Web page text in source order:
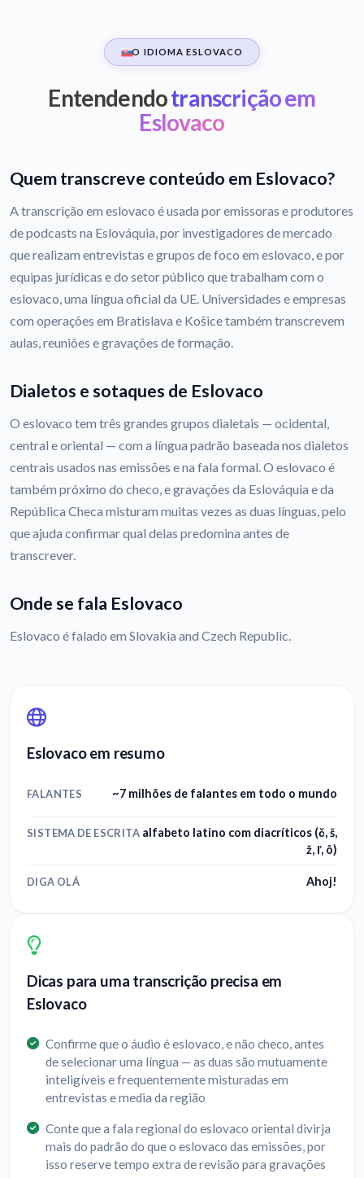
O IDIOMA ESLOVACO
Entendendotranscrição em
Eslovaco
Quem transcreve conteúdo em Eslovaco?
A transcrição em eslovaco é usada por emissoras e produtores
de podcasts na Eslováquia, por investigadores de mercado
que realizam entrevistas e grupos de foco em eslovaco, e por
equipas jurídicas e do setor público que trabalham com o
eslovaco, uma língua oficial da UE. Universidades e empresas
com operações em Bratislava e Košice também transcrevem
aulas, reuniões e gravações de formação.
Dialetos e sotaques de Eslovaco
O eslovaco tem três grandes grupos dialetais — ocidental,
central e oriental — com a língua padrão baseada nos dialetos
centrais usados nas emissões e na fala formal. O eslovaco é
também próximo do checo, e gravações da Eslováquia e da
República Checa misturam muitas vezes as duas línguas, pelo
que ajuda confirmar qual delas predomina antes de
transcrever.
Onde se fala Eslovaco
Eslovaco é falado em Slovakia and Czech Republic.
Eslovaco em resumo
FALANTES ~7 milhões de falantes em todo o mundo
SISTEMA DE ESCRITA alfabeto latino com diacríticos (č, š,
ž, ľ, ô)
DIGA OLÁ Ahoj!
Dicas para uma transcrição precisa em
Eslovaco
Confirme que o áudio é eslovaco, e não checo, antes
de selecionar uma língua — as duas são mutuamente
inteligíveis e frequentemente misturadas em
entrevistas e media da região
Conte que a fala regional do eslovaco oriental divirja
mais do padrão do que o eslovaco das emissões, por
isso reserve tempo extra de revisão para gravações